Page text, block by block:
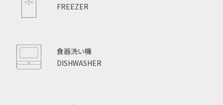
FREEZER
DISHWASHER
食器洗い機